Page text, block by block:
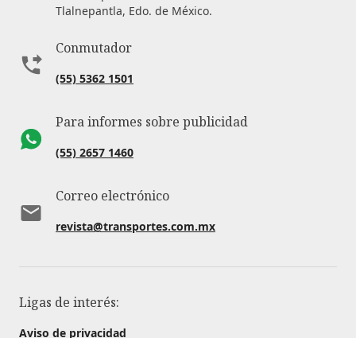
Tlalnepantla, Edo. de México.
Conmutador
(55) 5362 1501
Para informes sobre publicidad
(55) 2657 1460
Correo electrónico
revista@transportes.com.mx
Ligas de interés:
Aviso de privacidad